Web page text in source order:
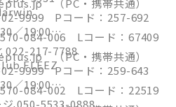
（PC・携帯共通）
9999 Pコード：257-692
084-006 Lコード：67409
（PC・携帯共通）
／19:00
022-217-7788
9999 Pコード：259-643
084-002 Lコード：22519
FLEEZ
／19:00
050-5533-0888